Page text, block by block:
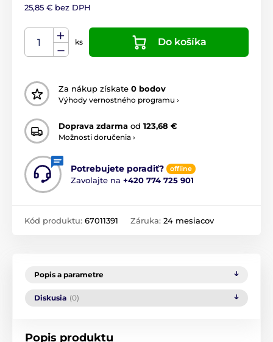
25,85 € bez DPH
ks Do košíka
Za nákup získate 0 bodov
Výhody vernostného programu ›
Doprava zdarma od 123,68 €
Možnosti doručenia ›
Potrebujete poradiť? offline
Zavolajte na +420 774 725 901
Kód produktu: 67011391 Záruka: 24 mesiacov
Popis a parametre
Diskusia (0)
Popis produktu